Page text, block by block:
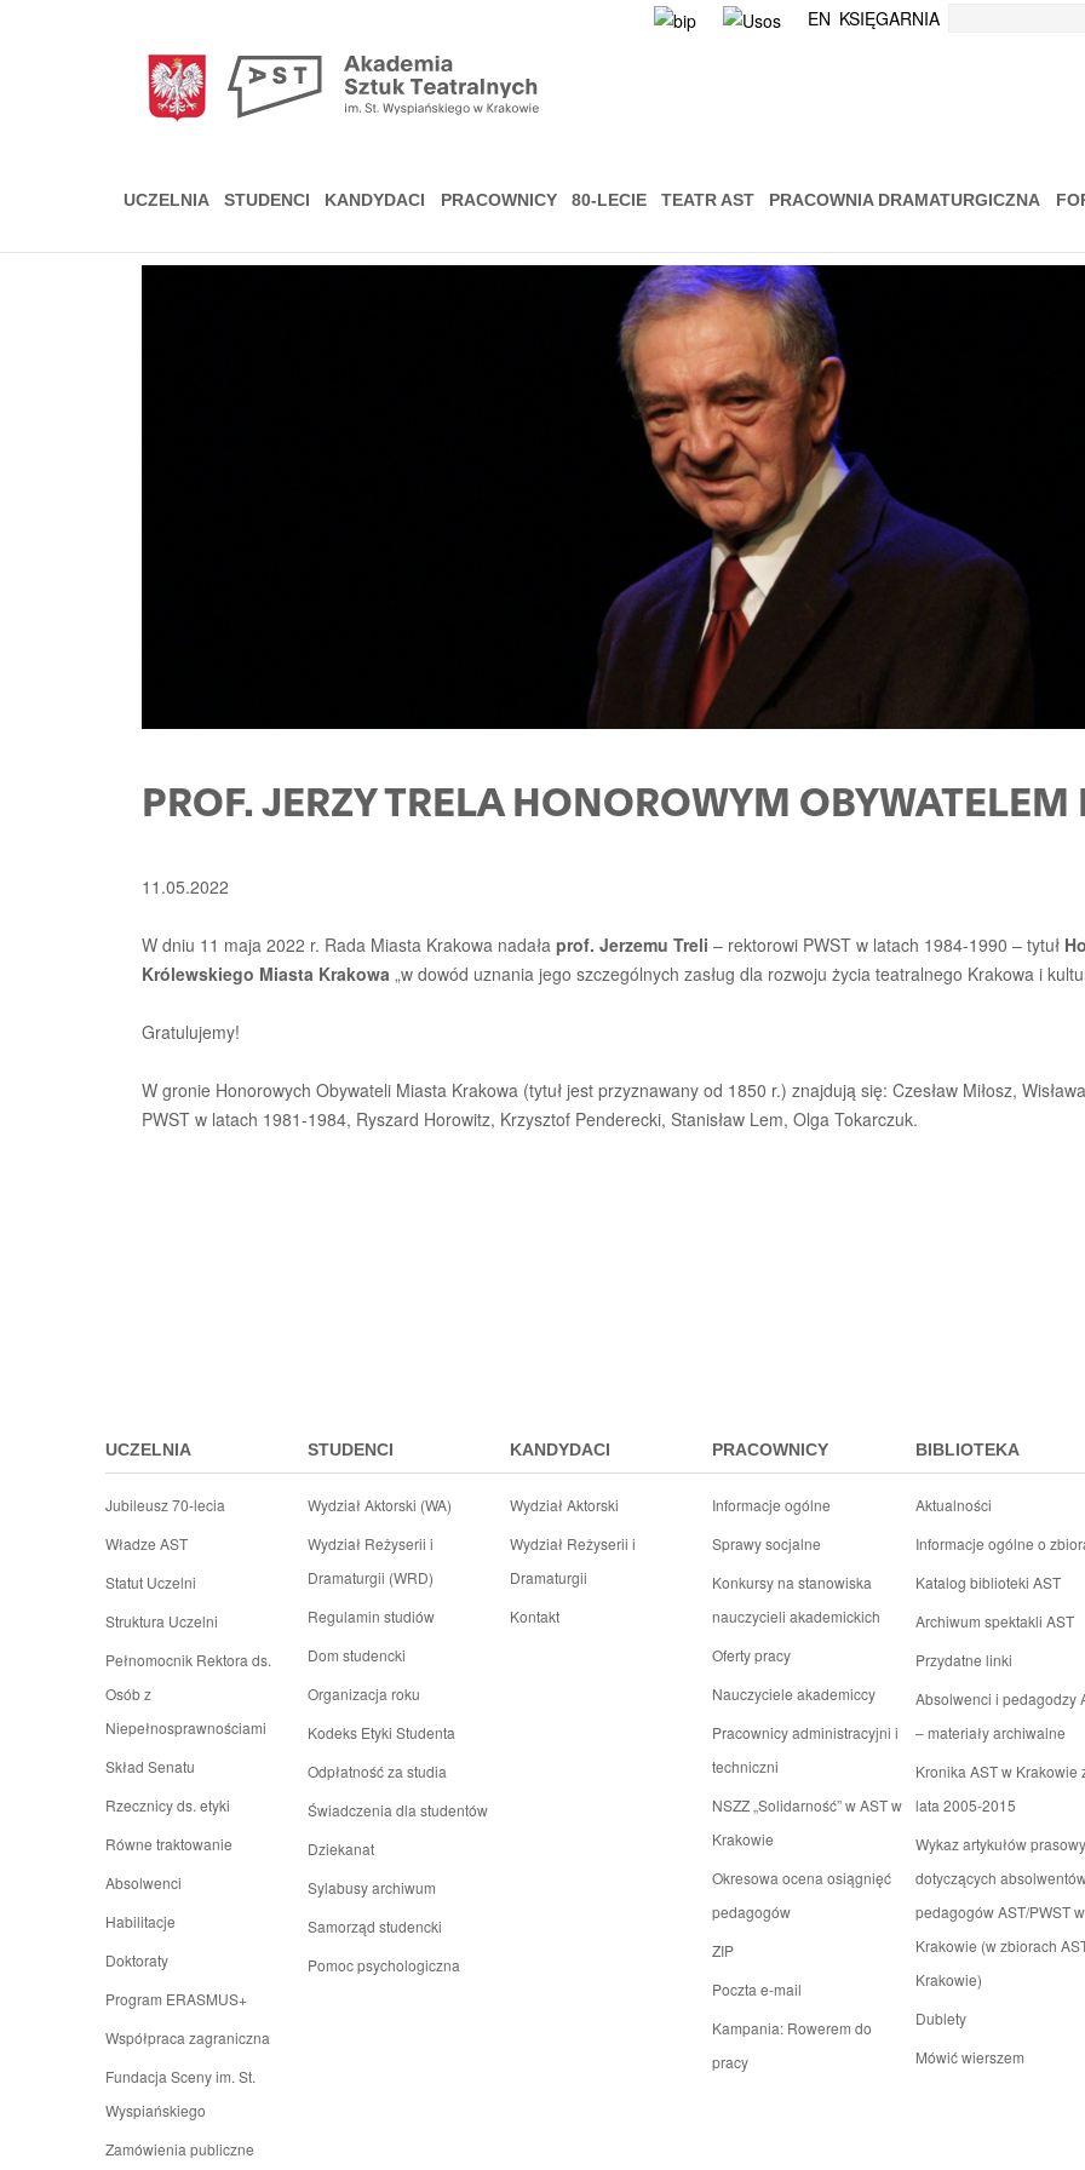
EN KSIĘGARNIA
UCZELNIA STUDENCI KANDYDACI PRACOWNICY 80-LECIE TEATR AST PRACOWNIA DRAMATURGICZNA
PROF. JERZY TRELA HONOROWYM
11.05.2022
W dniu 11 maja 2022 r. Rada Miasta Krakowa nadała prof. Jerzemu Treli – rektorowi PWST w latach 1984-1990 – tytuł
Królewskiego Miasta Krakowa „w dowód uznania jego szczególnych zasług dla rozwoju życia teatralnego Krakowa i
Gratulujemy!
W gronie Honorowych Obywateli Miasta Krakowa (tytuł jest przyznawany od 1850 r.) znajdują się: Czesław Miłosz,
PWST w latach 1981-1984, Ryszard Horowitz, Krzysztof Penderecki, Stanisław Lem, Olga Tokarczuk.
UCZELNIA
Jubileusz 70-lecia
Władze AST
Statut Uczelni
Struktura Uczelni
Pełnomocnik Rektora ds.
Osób z
Niepełnosprawnościami
Skład Senatu
Rzecznicy ds. etyki
Równe traktowanie
Absolwenci
Habilitacje
Doktoraty
Program ERASMUS+
Współpraca zagraniczna
Fundacja Sceny im. St.
Wyspiańskiego
Zamówienia publiczne
STUDENCI
Wydział Aktorski (WA)
Wydział Reżyserii i
Dramaturgii (WRD)
Regulamin studiów
Dom studencki
Organizacja roku
Kodeks Etyki Studenta
Odpłatność za studia
Świadczenia dla studentów
Dziekanat
Sylabusy archiwum
Samorząd studencki
Pomoc psychologiczna
KANDYDACI
Wydział Aktorski
Wydział Reżyserii i
Dramaturgii
Kontakt
PRACOWNICY
Informacje ogólne
Sprawy socjalne
Konkursy na stanowiska
nauczycieli akademickich
Oferty pracy
Nauczyciele akademiccy
Pracownicy administracyjni i
techniczni
NSZZ „Solidarność” w AST w
Krakowie
Okresowa ocena osiągnięć
pedagogów
ZIP
Poczta e-mail
Kampania: Rowerem do
pracy
BIBLIOTEKA
Aktualności
Informacje ogólne o
Katalog biblioteki AST
Archiwum spektakli AST
Przydatne linki
Absolwenci i pedagodzy
– materiały archiwalne
Kronika AST w Krakowie
lata 2005-2015
Wykaz artykułów
dotyczących
pedagogów AST/PWST w
Krakowie (w zbiorach
Krakowie)
Dublety
Mówić wierszem